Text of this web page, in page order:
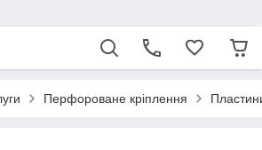
Перфороване кріплення